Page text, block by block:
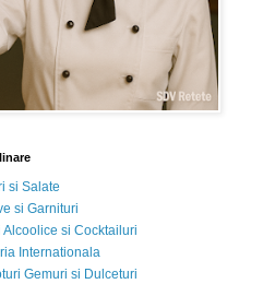
si Salate
si Garnituri
Alcoolice si Cocktailuri
Internationala
Gemuri si Dulceturi